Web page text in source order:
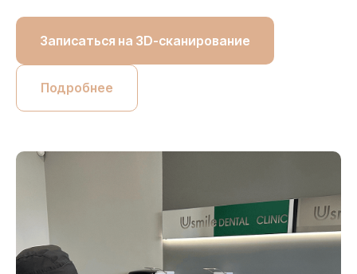
Записаться на 3D-сканирование
Подробнее